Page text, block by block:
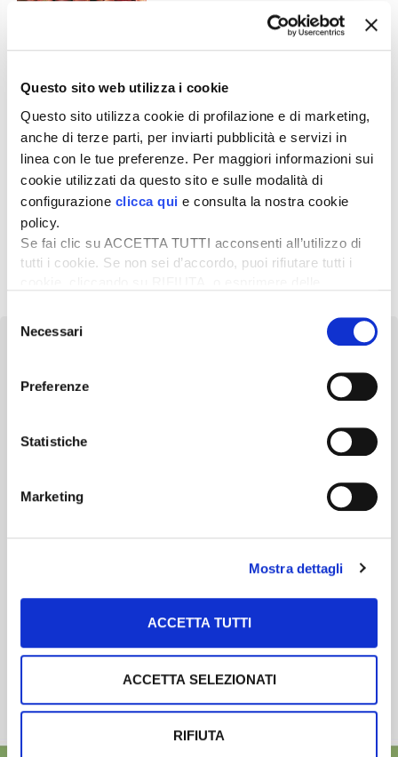
Questo sito web utilizza i cookie
Questo sito utilizza cookie di profilazione e di marketing,
anche di terze parti, per inviarti pubblicità e servizi in
linea con le tue preferenze. Per maggiori informazioni sui
cookie utilizzati da questo sito e sulle modalità di
configurazione clicca qui e consulta la nostra cookie
policy.
Se fai clic su ACCETTA TUTTI acconsenti all’utilizzo di
tutti i cookie. Se non sei d’accordo, puoi rifiutare tutti i
desideri accettare e cliccando ACCETTA SELEZIONATI.
delNecessari
Preferenze
Statistiche
Marketing
Mostra dettagli
ACCETTA TUTTI
ACCETTA SELEZIONATI
RIFIUTA
Crescono le giacenze di mele
11 Febbraio 2021
Per le mele mercato in
crescita
Scopri un servizio d'informazione di alta qualità. Tagliato sulle tue